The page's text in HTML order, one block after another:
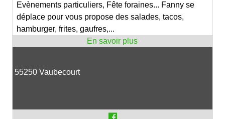
Evènements particuliers, Fête foraines... Fanny se
déplace pour vous propose des salades, tacos,
hamburger, frites, gaufres,...
55250 Vaubecourt